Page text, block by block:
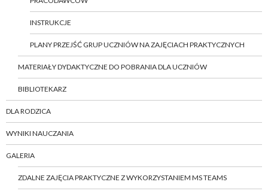
INSTRUKCJE
PLANY PRZEJŚĆ GRUP UCZNIÓW NA ZAJĘCIACH PRAKTYCZNYCH
MATERIAŁY DYDAKTYCZNE DO POBRANIA DLA UCZNIÓW
BIBLIOTEKARZ
DLA RODZICA
WYNIKI NAUCZANIA
GALERIA
ZDALNE ZAJĘCIA PRAKTYCZNE Z WYKORZYSTANIEM MS TEAMS